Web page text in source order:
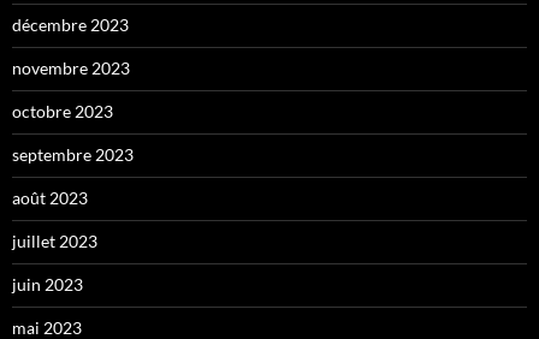
décembre 2023
novembre 2023
octobre 2023
septembre 2023
août 2023
juillet 2023
juin 2023
mai 2023